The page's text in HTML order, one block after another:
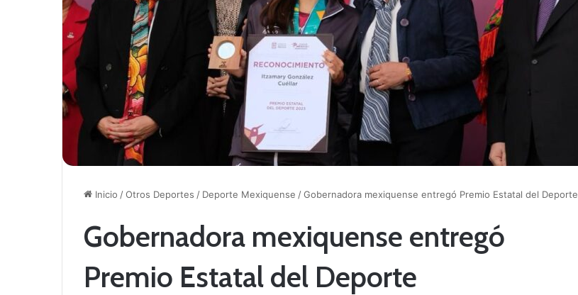
Inicio /Otros Deportes / Deporte Mexiquense /Gobernadora mexiquense entregó Premio Estatal del Deporte
Gobernadora mexiquense entregó
Premio Estatal del Deporte